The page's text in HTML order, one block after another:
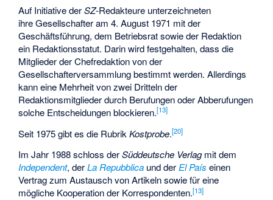
Auf Initiative derSZ-Redakteure unterzeichneten
ihre Gesellschafter am 4. August 1971 mit der
Geschäftsführung, dem Betriebsrat sowie der Redaktion
ein Redaktionsstatut. Darin wird festgehalten, dass die
Mitglieder der Chefredaktion von der
Gesellschafterversammlung bestimmt werden. Allerdings
kann eine Mehrheit von zwei Dritteln der
Redaktionsmitglieder durch Berufungen oder Abberufungen
solche Entscheidungen blockieren.[13]
Seit 1975 gibt es die RubrikKostprobe.[20]
Im Jahr 1988 schloss derSüddeutsche Verlagmit dem
Independent, derLa Repubblica und derEl País einen
Vertrag zum Austausch von Artikeln sowie für eine
mögliche Kooperation der Korrespondenten.[13]